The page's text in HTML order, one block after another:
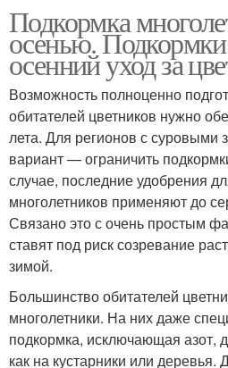
Подкормка
осенью. Подкормки
осенний уход за
Возможность полноценно
обитателей цветников нужно
лета. Для регионов с суровыми
вариант — ограничить
случае, последние удобрения
многолетников применяют до
Связано это с очень простым
ставят под риск созревание
зимой.
Большинство обитателей
многолетники. На них даже
подкормка, исключающая азот,
как на кустарники или